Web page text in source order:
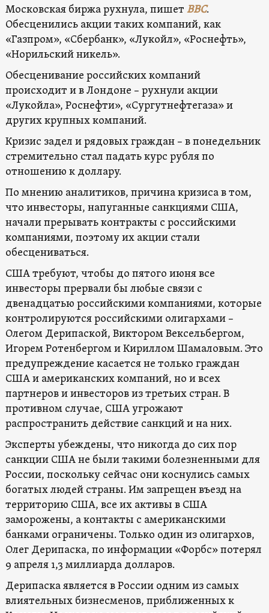
Московская биржа рухнула, пишет ВВС.
Обесценились акции таких компаний, как
«Газпром», «Сбербанк», «Лукойл», «Роснефть»,
«Норильский никель».
Обесценивание российских компаний
происходит и в Лондоне – рухнули акции
«Лукойла», Роснефти», «Сургутнефтегаза» и
других крупных компаний.
Кризис задел и рядовых граждан – в понедельник
стремительно стал падать курс рубля по
отношению к доллару.
По мнению аналитиков, причина кризиса в том,
что инвесторы, напуганные санкциями США,
начали прерывать контракты с российскими
компаниями, поэтому их акции стали
обесцениваться.
США требуют, чтобы до пятого июня все
инвесторы прервали бы любые связи с
двенадцатью российскими компаниями, которые
контролируются российскими олигархами –
Олегом Дерипаской, Виктором Вексельбергом,
Игорем Ротенбергом и Кириллом Шамаловым. Это
предупреждение касается не только граждан
США и американских компаний, но и всех
партнеров и инвесторов из третьих стран. В
противном случае, США угрожают
распространить действие санкций и на них.
Эксперты убеждены, что никогда до сих пор
санкции США не были такими болезненными для
России, поскольку сейчас они коснулись самых
богатых людей страны. Им запрещен въезд на
территорию США, все их активы в США
заморожены, а контакты с американскими
банками ограничены. Только один из олигархов,
Олег Дерипаска, по информации «Форбс» потерял
9 апреля 1,3 миллиарда долларов.
Дерипаска является в России одним из самых
влиятельных бизнесменов, приближенных к